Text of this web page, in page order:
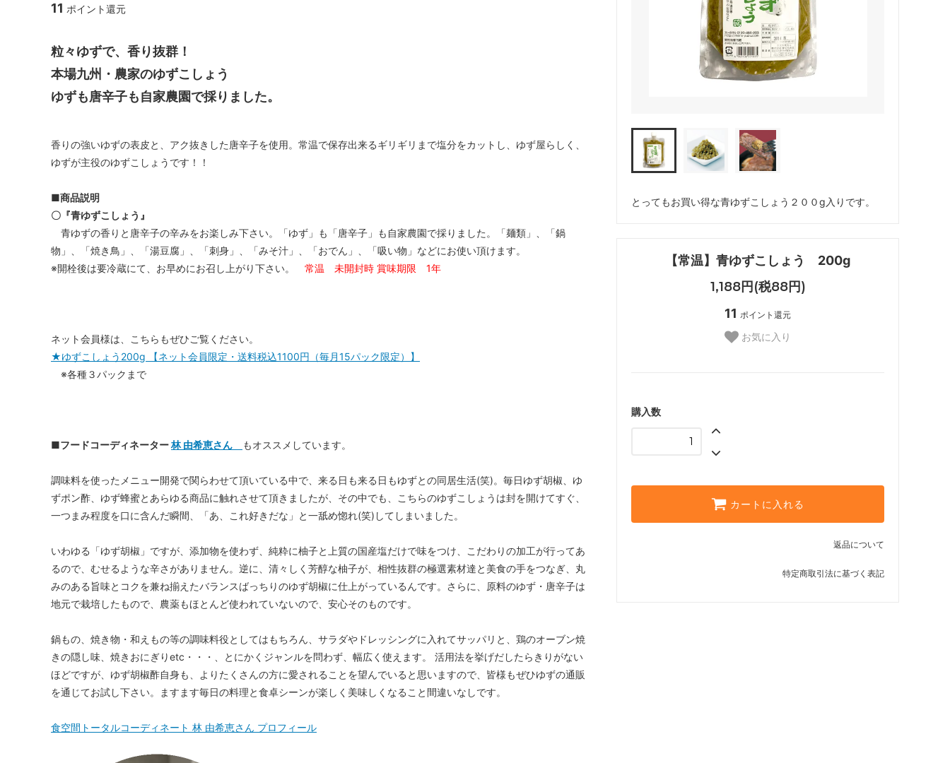
とってもお買い得な青ゆずこしょう２００g入りです。
【常温】青ゆずこしょう 200g
1,188円(税88円)
11 ポイント還元
お気に入り
購入数
カートに入れる
返品について
特定商取引法に基づく表記
11 ポイント還元
粒々ゆずで、香り抜群！
本場九州・農家のゆずこしょう
ゆずも唐辛子も自家農園で採りました。
香りの強いゆずの表皮と、アク抜きした唐辛子を使用。常温で保存出来るギリギリまで塩分をカットし、ゆず屋らしく、
ゆずが主役のゆずこしょうです！！
■商品説明
〇『青ゆずこしょう』
青ゆずの香りと唐辛子の辛みをお楽しみ下さい。「ゆず」も「唐辛子」も自家農園で採りました。「麺類」、「鍋
物」、「焼き鳥」、「湯豆腐」、「刺身」、「みそ汁」、「おでん」、「吸い物」などにお使い頂けます。
※開栓後は要冷蔵にて、お早めにお召し上がり下さい。 常温 未開封時 賞味期限 1年
ネット会員様は、こちらもぜひご覧ください。
★ゆずこしょう200g 【ネット会員限定・送料税込1100円（毎月15パック限定）】
※各種３パックまで
■フードコーディネーター林 由希恵さん もオススメしています。
調味料を使ったメニュー開発で関らわせて頂いている中で、来る日も来る日もゆずとの同居生活(笑)。毎日ゆず胡椒、ゆ
ずポン酢、ゆず蜂蜜とあらゆる商品に触れさせて頂きましたが、その中でも、こちらのゆずこしょうは封を開けてすぐ、
一つまみ程度を口に含んだ瞬間、「あ、これ好きだな」と一舐め惚れ(笑)してしまいました。
いわゆる「ゆず胡椒」ですが、添加物を使わず、純粋に柚子と上質の国産塩だけで味をつけ、こだわりの加工が行ってあ
るので、むせるような辛さがありません。逆に、清々しく芳醇な柚子が、相性抜群の極選素材達と美食の手をつなぎ、丸
みのある旨味とコクを兼ね揃えたバランスばっちりのゆず胡椒に仕上がっているんです。さらに、原料のゆず・唐辛子は
地元で栽培したもので、農薬もほとんど使われていないので、安心そのものです。
鍋もの、焼き物・和えもの等の調味料役としてはもちろん、サラダやドレッシングに入れてサッパリと、鶏のオーブン焼
きの隠し味、焼きおにぎりetc・・・、とにかくジャンルを問わず、幅広く使えます。 活用法を挙げだしたらきりがない
ほどですが、ゆず胡椒酢自身も、よりたくさんの方に愛されることを望んでいると思いますので、皆様もぜひゆずの通販
を通じてお試し下さい。ますます毎日の料理と食卓シーンが楽しく美味しくなること間違いなしです。
食空間トータルコーディネート 林 由希恵さん プロフィール